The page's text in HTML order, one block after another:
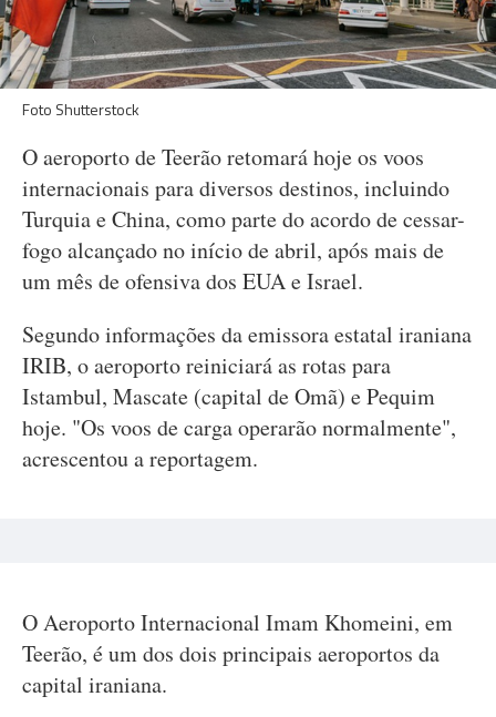
Foto Shutterstock
O aeroporto de Teerão retomará hoje os voos
internacionais para diversos destinos, incluindo
Turquia e China, como parte do acordo de cessar-
fogo alcançado no início de abril, após mais de
um mês de ofensiva dos EUA e Israel.
Segundo informações da emissora estatal iraniana
IRIB, o aeroporto reiniciará as rotas para
Istambul, Mascate (capital de Omã) e Pequim
hoje. "Os voos de carga operarão normalmente",
acrescentou a reportagem.
O Aeroporto Internacional Imam Khomeini, em
Teerão, é um dos dois principais aeroportos da
capital iraniana.